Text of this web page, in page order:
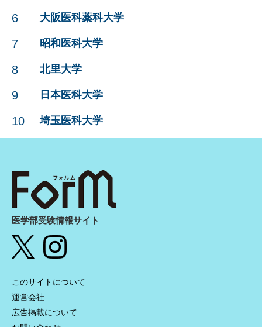
6 大阪医科薬科大学
7 昭和医科大学
8 北里大学
9 日本医科大学
10 埼玉医科大学
医学部受験情報サイト
このサイトについて
運営会社
広告掲載について